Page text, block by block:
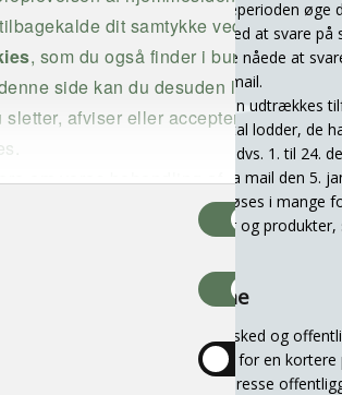
dit samtykke ved at
, som du også finder i bunden
side kan du desuden læse
sletter, afviser eller accepterer
om vores behandling af
Du kan i hele konkurrenceperioden øge
at vinde hovedpræmien ved at svare på
tidligere dage, hvis du ikke nåede at
modtog spørgsmålet pr. mail.
Vinderen af hovedpræmien udtrækkes
alle personer med det antal lodder, de
af konkurrence-perioden, dvs. 1. til 24.
og vil få direkte besked via mail den 5.
SuperGavekortet kan indløses i mange
butikker eller til oplevelser og
Generelt om vinderne
Alle vindere får direkte besked og
navn på pensionforalle.dk for en
og februar 2026. E-mailadresse